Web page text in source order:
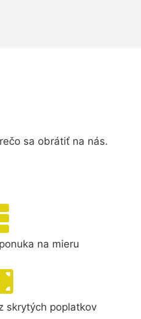
sa obrátiť na nás.
na mieru
skrytých poplatkov